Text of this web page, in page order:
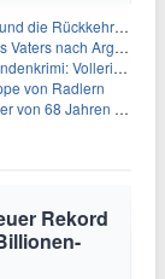
nach Paris
nach Argentinien
Vollering in Gelb
von Radlern
Jahren gestorben
Rekord